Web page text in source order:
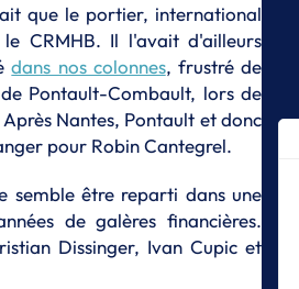
que le portier, international
CRMHB. Il l'avait d'ailleurs
dans nos colonnes, frustré de
Pontault-Combault, lors de
Nantes, Pontault et donc
pour Robin Cantegrel.
semble être reparti dans une
de galères financières.
Dissinger, Ivan Cupic et